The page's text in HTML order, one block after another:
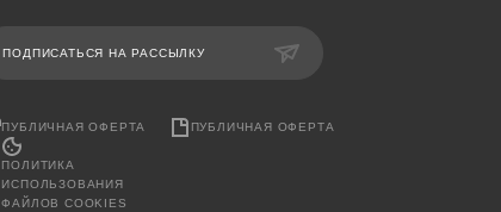
ПОДПИСАТЬСЯ НА РАССЫЛКУ
ПУБЛИЧНАЯ ОФЕРТА
ПОЛИТИКА
ИСПОЛЬЗОВАНИЯ
ФАЙЛОВ COOKIES
ПУБЛИЧНАЯ ОФЕРТА